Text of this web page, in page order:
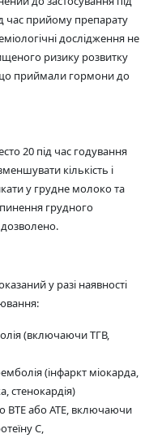
час прийому препарату
дослідження не
ризику розвитку
приймали гормони до
20 під час годування
кількість і
у грудне молоко та
грудного
у разі наявності
(включаючи ТГВ,
(інфаркт міокарда,
стенокардія)
ВТЕ або АТЕ, включаючи
С,